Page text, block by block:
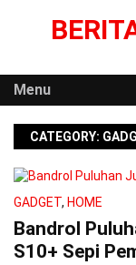
Menu
CATEGORY:
GADGET, HOME
Bandrol
S10+ Sepi